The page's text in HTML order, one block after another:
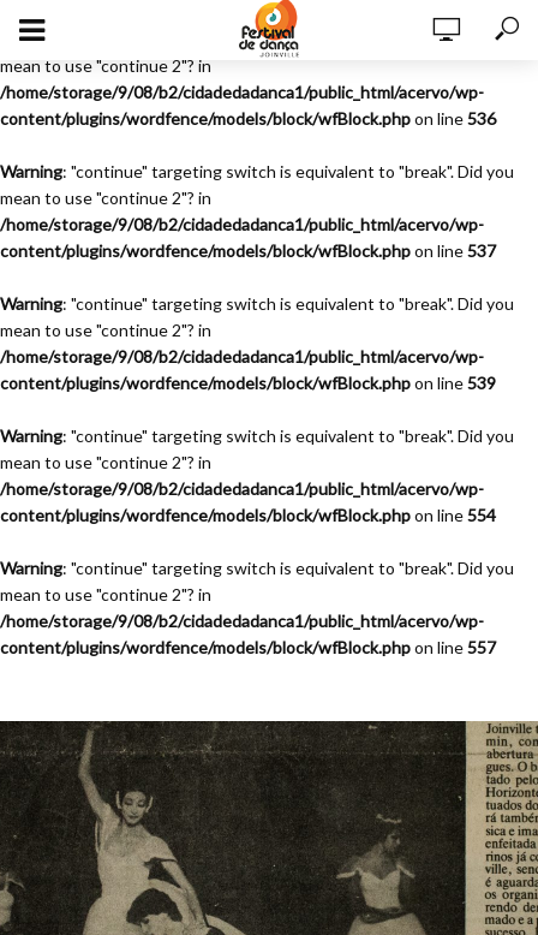
Warning
: "continue" targeting switch is equivalent to "break". Did you
mean to use "continue 2"? in
/home/storage/9/08/b2/cidadedadanca1/public_html/acervo/wp-
content/plugins/wordfence/models/block/wfBlock.phpon line536
Warning: "continue" targeting switch is equivalent to "break". Did you
mean to use "continue 2"? in
/home/storage/9/08/b2/cidadedadanca1/public_html/acervo/wp-
content/plugins/wordfence/models/block/wfBlock.phpon line537
Warning: "continue" targeting switch is equivalent to "break". Did you
mean to use "continue 2"? in
/home/storage/9/08/b2/cidadedadanca1/public_html/acervo/wp-
content/plugins/wordfence/models/block/wfBlock.phpon line539
Warning: "continue" targeting switch is equivalent to "break". Did you
mean to use "continue 2"? in
/home/storage/9/08/b2/cidadedadanca1/public_html/acervo/wp-
content/plugins/wordfence/models/block/wfBlock.phpon line554
Warning: "continue" targeting switch is equivalent to "break". Did you
mean to use "continue 2"? in
/home/storage/9/08/b2/cidadedadanca1/public_html/acervo/wp-
content/plugins/wordfence/models/block/wfBlock.phpon line557